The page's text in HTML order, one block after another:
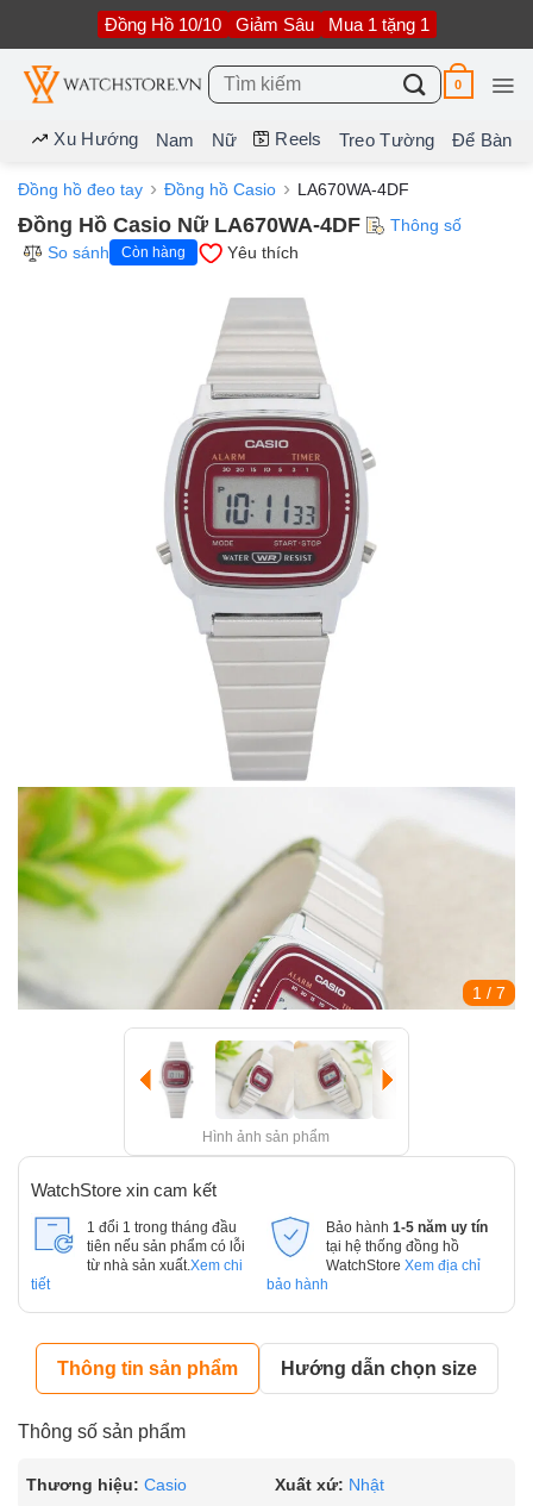
nội
dung
Đồng Hồ 10/10 Giảm Sâu Mua 1 tặng 1
Tìm
kiếm:
0
Xu Hướng Nam Nữ Reels Treo Tường Để Bàn
Đồng hồ đeo tay Đồng hồ Casio LA670WA-4DF
Đồng Hồ Casio Nữ LA670WA-4DF
Thông số
So sánh
Còn hàng Yêu thích
1 / 7
Hình ảnh sản phẩm
WatchStore xin cam kết
1 đổi 1 trong tháng đầu
tiên nếu sản phẩm có lỗi
từ nhà sản xuất. Xem chi
tiết
Bảo hành 1-5 năm uy tín
tại hệ thống đồng hồ
WatchStore Xem địa chỉ
bảo hành
Thông tin sản phẩm Hướng dẫn chọn size
Thông số sản phẩm
Thương hiệu: Casio Xuất xứ: Nhật